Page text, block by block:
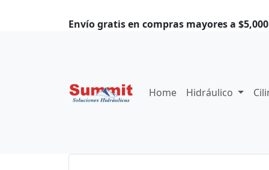
Envío gratis en compras mayores a
Home Hidráulico